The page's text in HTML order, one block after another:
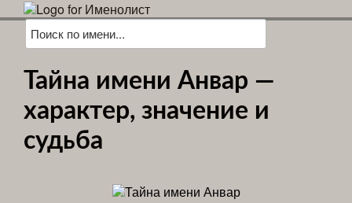
Тайна имени Анвар —
характер, значение и
судьба